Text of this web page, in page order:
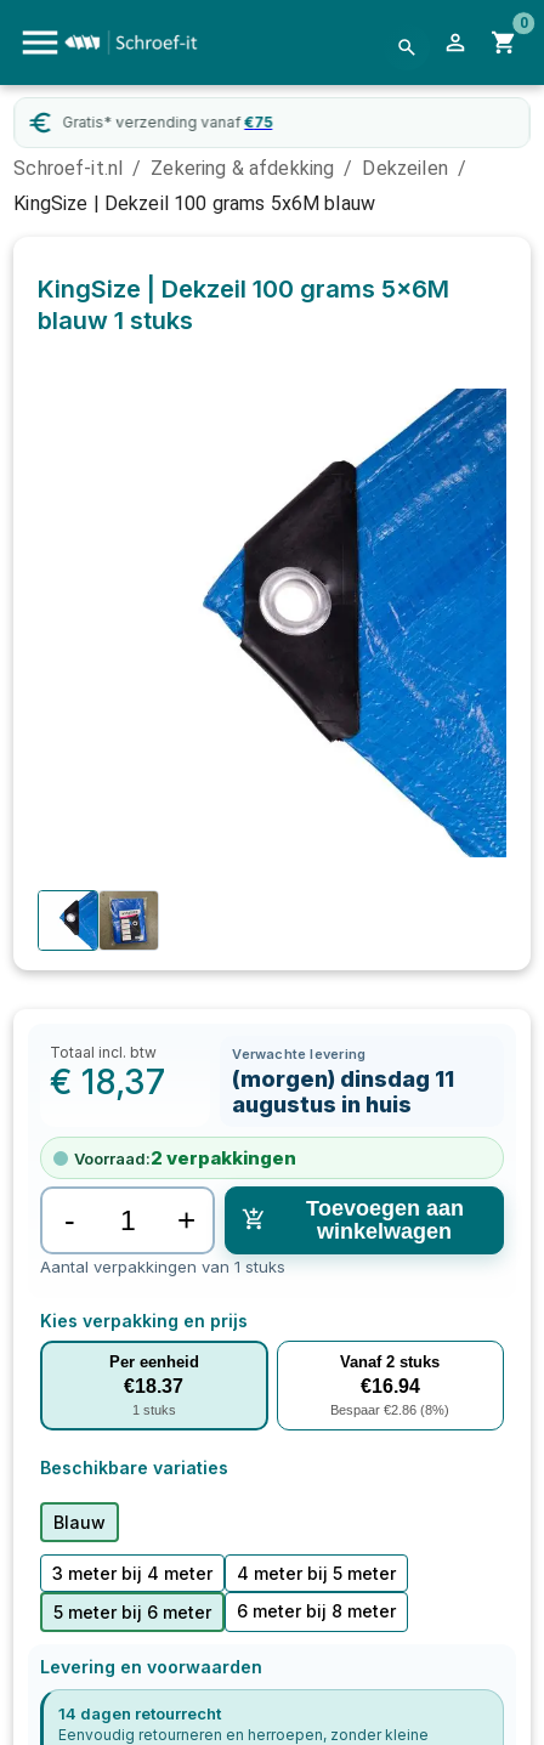
0
Gratis* verzending vanaf €75
Schroef-it.nl / Zekering & afdekking / Dekzeilen /
KingSize | Dekzeil 100 grams 5x6M blauw
KingSize | Dekzeil 100 grams 5x6M
blauw 1 stuks
Totaal incl. btw
€ 18,37
Verwachte levering
(morgen) dinsdag 11
augustus in huis
Voorraad:2 verpakkingen
- +
Toevoegen aan
winkelwagen
Aantal verpakkingen van 1 stuks
Kies verpakking en prijs
Per eenheid
€18.37
1 stuks
Vanaf2 stuks
€16.94
Bespaar €2.86 (8%)
Beschikbare variaties
Blauw
3 meter bij 4 meter
4 meter bij 5 meter
5 meter bij 6 meter
6 meter bij 8 meter
Levering en voorwaarden
14 dagen retourrecht
Eenvoudig retourneren en herroepen, zonder kleine